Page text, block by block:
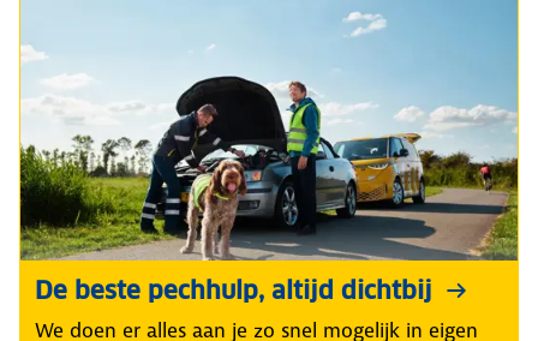
De beste pechhulp, altijd dichtbij
We doen er alles aan je zo snel mogelijk in eigen